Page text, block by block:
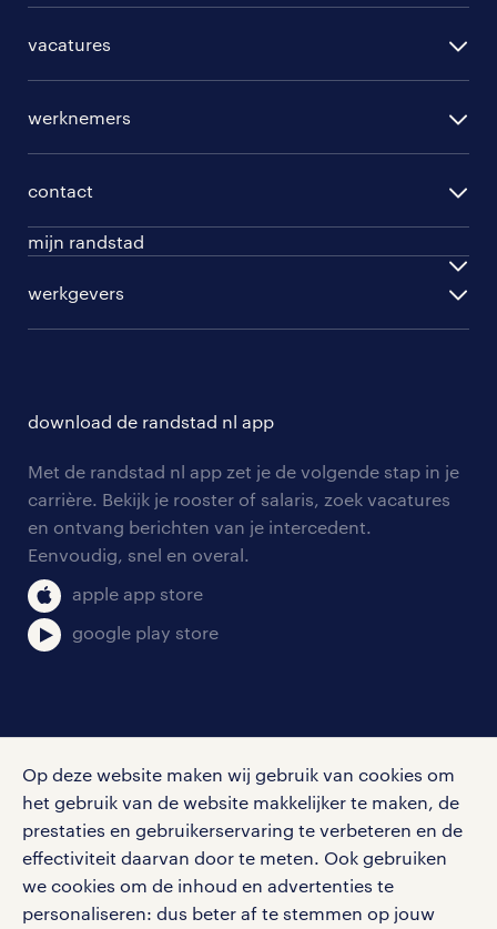
Op deze website maken wij gebruik van cookies om
het gebruik van de website makkelijker te maken, de
prestaties en gebruikerservaring te verbeteren en de
effectiviteit daarvan door te meten. Ook gebruiken
we cookies om de inhoud en advertenties te
personaliseren: dus beter af te stemmen op jouw
vacatures
per vakgebied
per topwerkgever
werknemers
ontwikkel jezelf
work for ukraine
contact
werknemers
werkgevers
mijn randstad
werkgevers
algemene voorwaarden
download de randstad nl app
Met de randstad nl app zet je de volgende stap in je
carrière. Bekijk je rooster of salaris, zoek vacatures
en ontvang berichten van je intercedent.
Eenvoudig, snel en overal.
apple app store
google play store
Volg ons voor de leukste content omtrent
vacatures, solliciteren en inspiratie.